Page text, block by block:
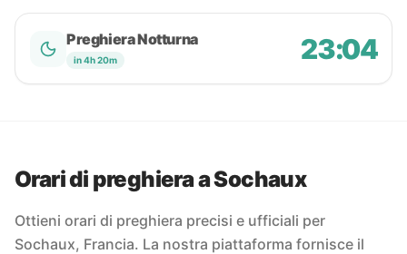
Preghiera Notturna
in 4h 20m 23:04
Orari di preghiera a Sochaux
Ottieni orari di preghiera precisi e ufficiali per
Sochaux, Francia. La nostra piattaforma fornisce il